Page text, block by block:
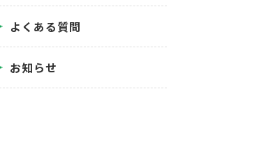
よくある質問
お知らせ